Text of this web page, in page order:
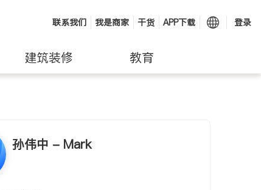
联系我们 我是商家 干货 APP下载 登录
建筑装修 教育
孙伟中 - Mark